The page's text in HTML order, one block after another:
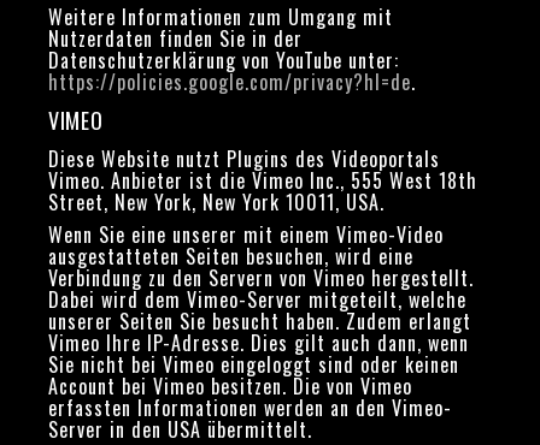
Weitere Informationen zum Umgang mit
Nutzerdaten finden Sie in der
Datenschutzerklärung von YouTube unter:
https://policies.google.com/privacy?hl=de.
VIMEO
Diese Website nutzt Plugins des Videoportals
Vimeo. Anbieter ist die Vimeo Inc., 555 West 18th
Street, New York, New York 10011, USA.
Wenn Sie eine unserer mit einem Vimeo-Video
ausgestatteten Seiten besuchen, wird eine
Verbindung zu den Servern von Vimeo hergestellt.
Dabei wird dem Vimeo-Server mitgeteilt, welche
unserer Seiten Sie besucht haben. Zudem erlangt
Vimeo Ihre IP-Adresse. Dies gilt auch dann, wenn
Sie nicht bei Vimeo eingeloggt sind oder keinen
Account bei Vimeo besitzen. Die von Vimeo
erfassten Informationen werden an den Vimeo-
Server in den USA übermittelt.